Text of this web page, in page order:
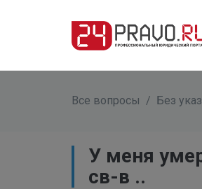
Все вопросы / Без
У меня
св-в ..